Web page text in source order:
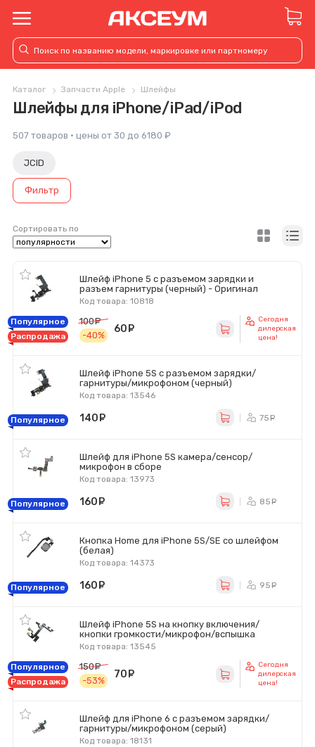
Каталог Запчасти Apple Шлейфы
Шлейфы для iPhone/iPad/iPod
507 товаров · цены от 30 до 6180 ₽
JCID
Фильтр
Сортировать по
Шлейф iPhone 5 с разъемом зарядки и
разъем гарнитуры (черный) - Оригинал
Код товара: 10818
Популярное
Распродажа
100
руб.
-40%
60
Сегодня
дилерская
цена!
Шлейф iPhone 5S с разъемом зарядки/
гарнитуры/микрофоном (черный)
Код товара: 13546
Популярное 140 75
Шлейф для iPhone 5S камера/сенсор/
микрофон в сборе
Код товара: 13973
Популярное 160 85
Кнопка Home для iPhone 5S/SE со шлейфом
(белая)
Код товара: 14373
Популярное 160 95
Шлейф iPhone 5S на кнопку включения/
кнопки громкости/микрофон/вспышка
Код товара: 13545
Популярное
Распродажа
150
руб.
-53%
70
Сегодня
дилерская
цена!
Шлейф для iPhone 6 с разъемом зарядки/
гарнитуры/микрофоном (серый)
Код товара: 18131